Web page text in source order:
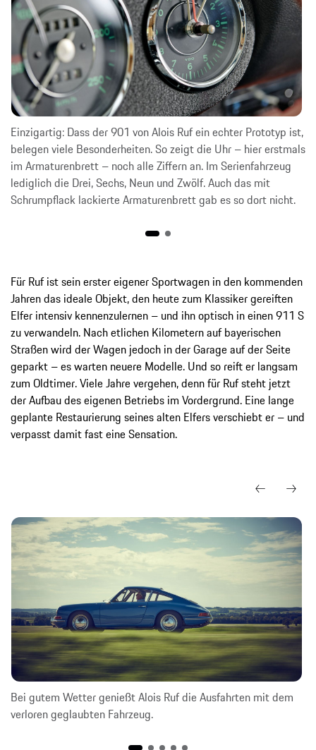
Einzigartig: Dass der 901 von Alois Ruf ein echter Prototyp ist,
belegen viele Besonderheiten. So zeigt die Uhr – hier erstmals
im Armaturenbrett – noch alle Ziffern an. Im Serienfahrzeug
lediglich die Drei, Sechs, Neun und Zwölf. Auch das mit
Schrumpflack lackierte Armaturenbrett gab es so dort nicht.
Für Ruf ist sein erster eigener Sportwagen in den kommenden
Jahren das ideale Objekt, den heute zum Klassiker gereiften
Elfer intensiv kennenzulernen – und ihn optisch in einen 911 S
zu verwandeln. Nach etlichen Kilometern auf bayerischen
Straßen wird der Wagen jedoch in der Garage auf der Seite
geparkt – es warten neuere Modelle. Und so reift er langsam
zum Oldtimer. Viele Jahre vergehen, denn für Ruf steht jetzt
der Aufbau des eigenen Betriebs im Vordergrund. Eine lange
geplante Restaurierung seines alten Elfers verschiebt er – und
verpasst damit fast eine Sensation.
Bei gutem Wetter genießt Alois Ruf die Ausfahrten mit dem
verloren geglaubten Fahrzeug.